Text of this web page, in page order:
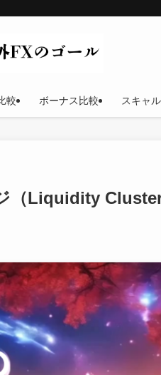
較 ボーナス比較 スキャ
（Liquidity